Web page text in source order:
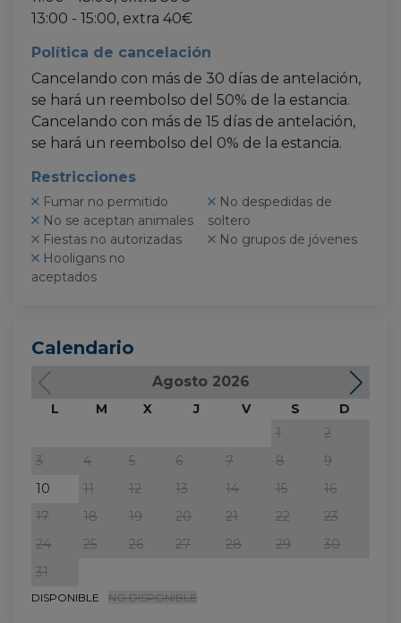
13:00 - 15:00, extra 40€
Política de cancelación
Cancelando con más de 30 días de antelación,
se hará un reembolso del 50% de la estancia.
Cancelando con más de 15 días de antelación,
se hará un reembolso del 0% de la estancia.
Restricciones
Fumar no permitido
No se aceptan animales
Fiestas no autorizadas
aceptados
soltero
No grupos de jóvenes
Calendario
Agosto 2026
L M X J V S
D
1
2
3
4 5 6 7 8
9
10
11 12 13 14 15
16
17
18 19 20 21 22
23
24
25 26 27 28 29
30
31
DISPONIBLE NO DISPONIBLE